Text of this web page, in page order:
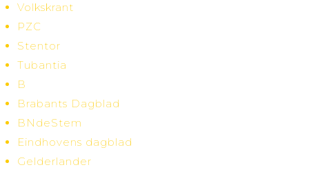
Volkskrant
PZC
Stentor
Tubantia
B
Brabants Dagblad
BNdeStem
Eindhovens dagblad
Gelderlander